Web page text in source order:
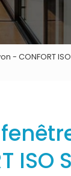
- CONFORT ISO